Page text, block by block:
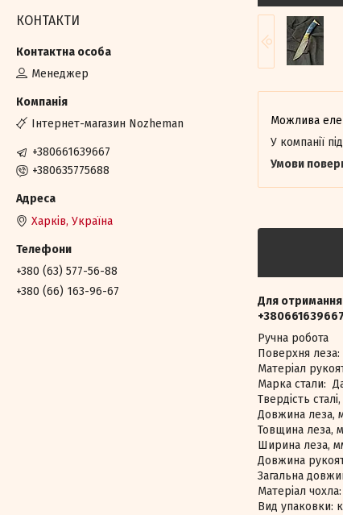
У компанії
Для
Ручна робота
Поверхня леза:
Матеріал
Марка стали:
Твердість
Довжина леза,
Товщина леза,
Ширина леза,
Довжина
Загальна
Матеріал
Вид упаковки:
КОНТАКТИ
Менеджер
Інтернет-магазин Nozheman
+380661639667
+380635775688
Харків, Україна
+380 (63) 577-56-88
+380 (66) 163-96-67